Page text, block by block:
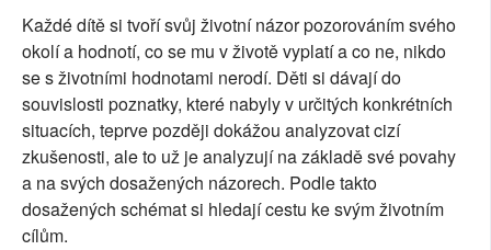
Každé dítě si tvoří svůj životní názor pozorováním svého
okolí a hodnotí, co se mu v životě vyplatí a co ne, nikdo
se s životními hodnotami nerodí. Děti si dávají do
souvislosti poznatky, které nabyly v určitých konkrétních
situacích, teprve později dokážou analyzovat cizí
zkušenosti, ale to už je analyzují na základě své povahy
a na svých dosažených názorech. Podle takto
dosažených schémat si hledají cestu ke svým životním
cílům.